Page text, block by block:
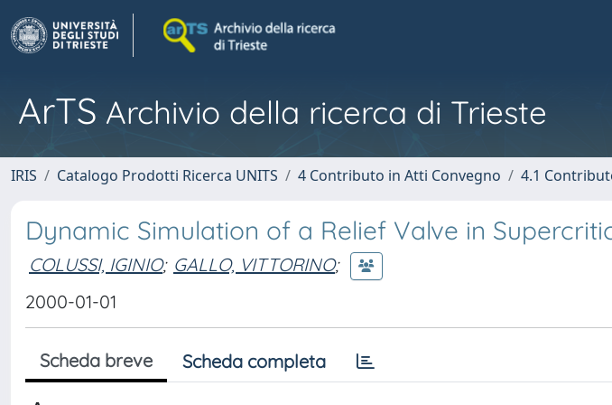
ArTS Archivio della ricerca di Trieste
IRIS Catalogo Prodotti Ricerca UNITS 4 Contributo in Atti Convegno 4.1
Dynamic Simulation of a Relief Valve in
COLUSSI, IGINIO; GALLO, VITTORINO;
2000-01-01
Scheda breve Scheda completa